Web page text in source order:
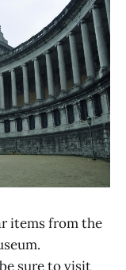
items from the
sure to visit